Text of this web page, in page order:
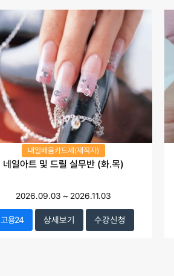
내일배움카드제(재직자)
네일아트 및 드릴 실무반 (화.목)
2026.09.03 ~ 2026.11.03
고용24 상세보기 수강신청